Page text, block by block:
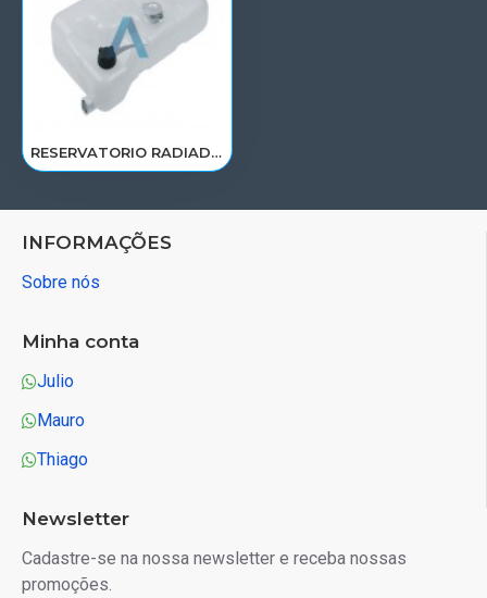
RESERVATORIO RADIADOR AGUA MB 1418/1618/1620/ONIBUS 1418/1721 3845008449/RP016
INFORMAÇÕES
Sobre nós
Minha conta
Julio
Mauro
Thiago
Newsletter
Cadastre-se na nossa newsletter e receba nossas
promoções.